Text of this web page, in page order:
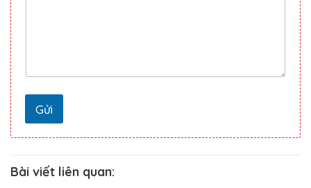
Gửi
Bài viết liên quan: